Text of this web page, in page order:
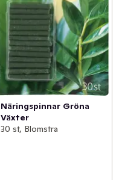
Näringspinnar Gröna
Växter
30 st, Blomstra